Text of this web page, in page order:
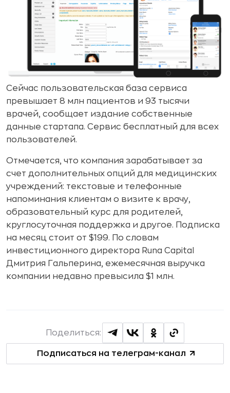
Сейчас пользовательская база сервиса
превышает 8 млн пациентов и 93 тысячи
врачей, сообщает издание собственные
данные стартапа. Сервис бесплатный для всех
пользователей.
Отмечается, что компания зарабатывает за
счет дополнительных опций для медицинских
учреждений: текстовые и телефонные
напоминания клиентам о визите к врачу,
образовательный курс для родителей,
круглосуточная поддержка и другое. Подписка
на месяц стоит от $199. По словам
инвестиционного директора Runa Capital
Дмитрия Гальперина, ежемесячная выручка
компании недавно превысила $1 млн.
Подписаться на телеграм-канал
Поделиться: